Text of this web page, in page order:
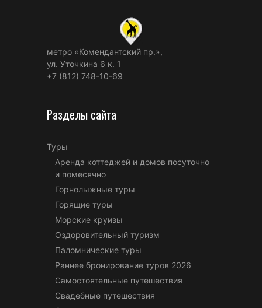
метро «Комендантский пр.»,
ул. Уточкина 6 к. 1
+7 (812) 748-10-69
Разделы сайта
Туры
Аренда коттеджей и домов посуточно
и помесячно
Горнолыжные туры
Горящие туры
Морские круизы
Оздоровительный туризм
Паломнические туры
Раннее бронирование туров 2026
Самостоятельные путешествия
Свадебные путешествия